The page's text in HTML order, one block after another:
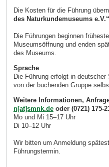
Die Kosten für die Führung
des Naturkundemuseums e.V.“
Die Führungen beginnen
Museumsöffnung und enden
des Museums.
Sprache
Die Führung erfolgt in
von der buchenden Gruppe
Weitere Informationen,
n[at]smnk.deoder (0721) 175-
Mo und Mi 15–17 Uhr
Di 10–12 Uhr
Wir bitten um Anmeldung
Führungstermin.